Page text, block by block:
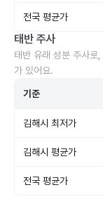
전국 평균가
태반 주사
태반 유래 성분 주사로
가 있어요.
기준
김해시 최저가
김해시 평균가
전국 평균가